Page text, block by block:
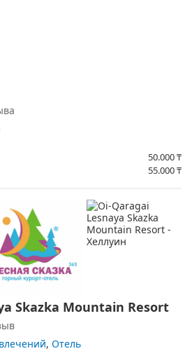
50.000₸
55.000₸
Skazka Mountain Resort
, Отель